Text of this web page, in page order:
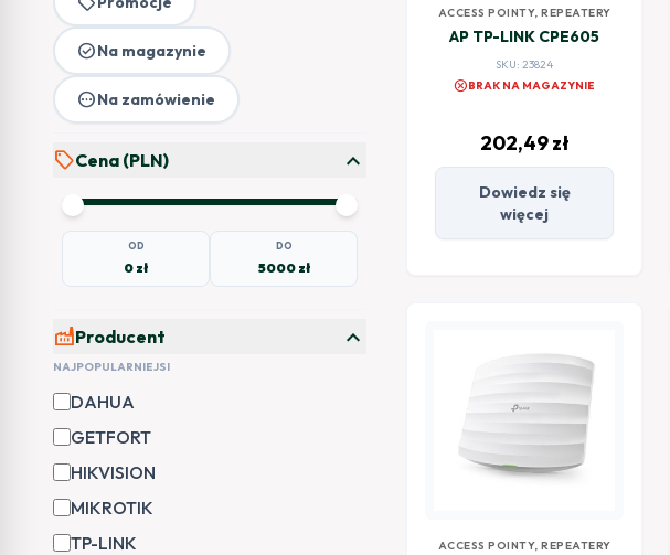
check_circleNa magazynie
pendingNa zamówienie
sellCena (PLN) expand_more
OD
0 zł
DO
5000 zł
factoryProducent expand_more
NAJPOPULARNIEJSI
DAHUA
GETFORT
HIKVISION
MIKROTIK
TP-LINK
ACCESS POINTY, REPEATERY
AP TP-LINK CPE605
SKU: 23824
cancelBRAK NA MAGAZYNIE
202,49zł
Dowiedz się
więcej
ACCESS POINTY, REPEATERY